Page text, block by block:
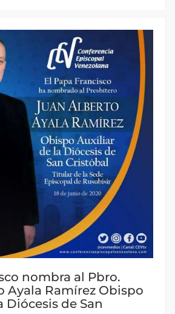
nombra al Pbro.
Ayala Ramírez Obispo
Diócesis de San